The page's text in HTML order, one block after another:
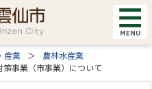
産業
農林水産業
策事業（市事業）について